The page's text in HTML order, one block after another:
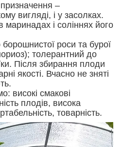
–
вигляді, і у засолках.
маринадах і соліннях його
борошнистої роси та бурої
толерантний до
Після збирання плоди
якості. Вчасно не зняті
високі смакові
плодів, висока
товарність.